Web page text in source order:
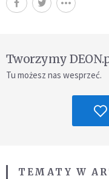
Tworzymy
Tu możesz nas wesprzeć.
TEMATY W